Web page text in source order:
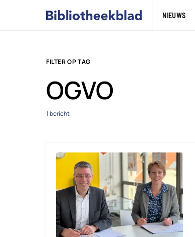
NIEUWS
FILTER OP TAG
OGVO
1 bericht